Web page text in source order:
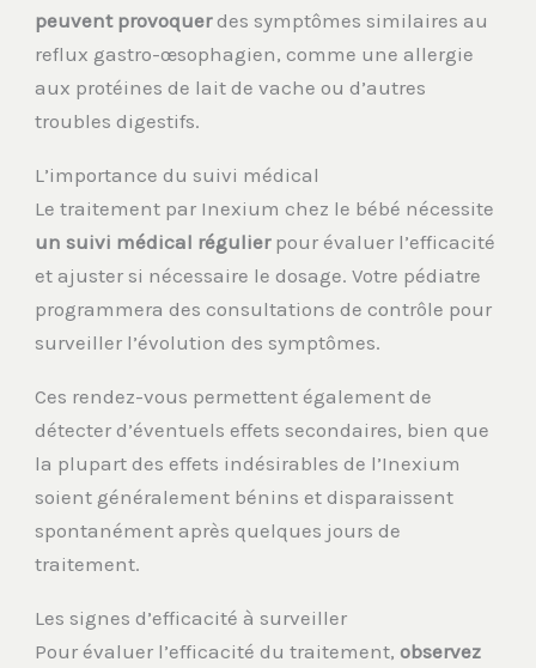
peuvent provoquerdes symptômes similaires au
reflux gastro-œsophagien, comme une allergie
aux protéines de lait de vache ou d’autres
troubles digestifs.
L’importance du suivi médical
Le traitement par Inexium chez le bébé nécessite
un suivi médical régulierpour évaluer l’efficacité
et ajuster si nécessaire le dosage. Votre pédiatre
programmera des consultations de contrôle pour
surveiller l’évolution des symptômes.
Ces rendez-vous permettent également de
détecter d’éventuels effets secondaires, bien que
la plupart des effets indésirables de l’Inexium
soient généralement bénins et disparaissent
spontanément après quelques jours de
traitement.
Les signes d’efficacité à surveiller
Pour évaluer l’efficacité du traitement,observez